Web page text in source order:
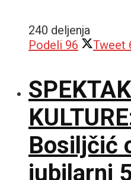
240 deljenja
Podeli 96 Tweet
Bosiljčić
jubilarni